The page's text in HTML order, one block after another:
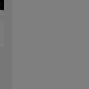
Pemprov